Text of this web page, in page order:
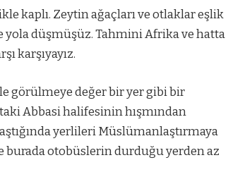
kaplı. Zeytin ağaçları ve otlaklar eşlik
yola düşmüşüz. Tahmini Afrika ve hatta
karşıyayız.
görülmeye değer bir yer gibi bir
Abbasi halifesinin hışmından
yerlileri Müslümanlaştırmaya
burada otobüslerin durduğu yerden az